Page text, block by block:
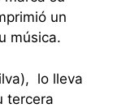
un
música.
lo lleva
tercera